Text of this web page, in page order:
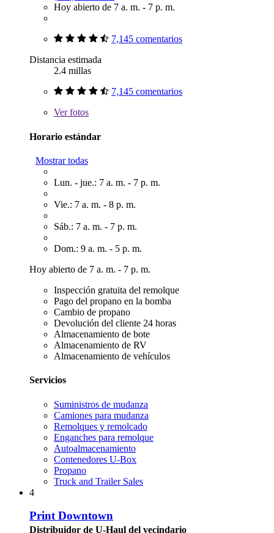
Hoy abierto de 7 a. m. - 7 p. m.
7,145 comentarios
Distancia estimada
2.4 millas
7,145 comentarios
Verfotos
Horario estándar
Mostrar todas
Lun. - jue.: 7 a. m. - 7 p. m.
Vie.: 7 a. m. - 8 p. m.
Sáb.: 7 a. m. - 7 p. m.
Dom.: 9 a. m. - 5 p. m.
Hoy abierto de 7 a. m. - 7 p. m.
Inspección gratuita del remolque
Pago del propano en la bomba
Cambio de propano
Devolución del cliente 24 horas
Almacenamiento de bote
Almacenamiento de RV
Almacenamiento de vehículos
Servicios
Suministros de mudanza
Camiones para mudanza
Remolques y remolcado
Enganches para remolque
Autoalmacenamiento
Contenedores U-Box
Propano
Truck and Trailer Sales
4
Print Downtown
Distribuidor de U-Haul del vecindario